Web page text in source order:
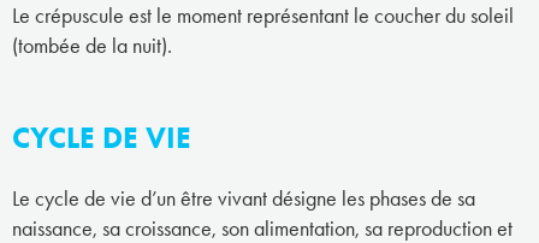
Le crépuscule est le moment représentant le coucher du soleil
(tombée de la nuit).
CYCLE DE VIE
Le cycle de vie d’un être vivant désigne les phases de sa
naissance, sa croissance, son alimentation, sa reproduction et